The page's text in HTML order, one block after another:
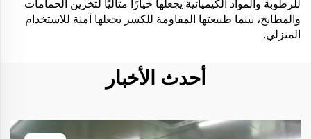
للرطوبة والمواد الكيميائية يجعلها خيارًا مثاليًا لتخزين الحمامات
والمطابخ، بينما طبيعتها المقاومة للكسر يجعلها آمنة للاستخدام
المنزلي.
أحدث الأخبار